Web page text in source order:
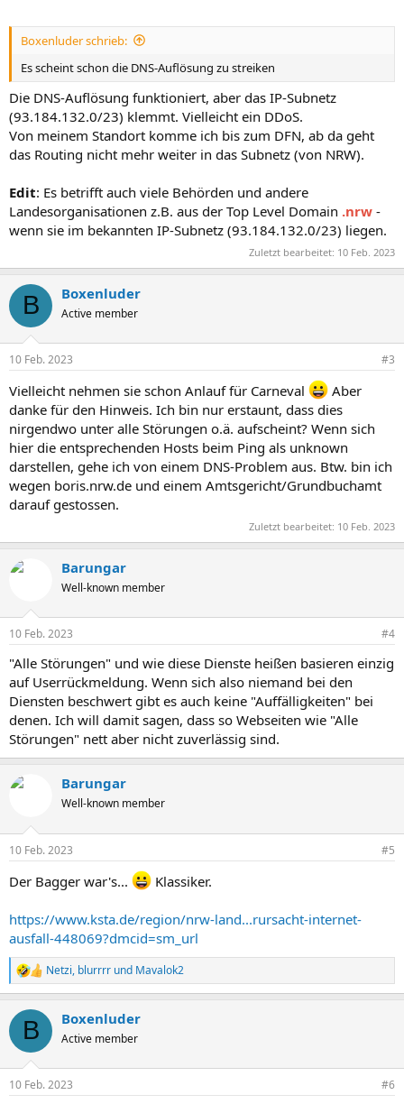
Boxenluder schrieb:
Es scheint schon die DNS-Auflösung zu streiken
Die DNS-Auflösung funktioniert, aber das IP-Subnetz
(93.184.132.0/23) klemmt. Vielleicht ein DDoS.
Von meinem Standort komme ich bis zum DFN, ab da geht
das Routing nicht mehr weiter in das Subnetz (von NRW).
Edit: Es betrifft auch viele Behörden und andere
Landesorganisationen z.B. aus der Top Level Domain .nrw -
wenn sie im bekannten IP-Subnetz (93.184.132.0/23) liegen.
Zuletzt bearbeitet: 10 Feb. 2023
B Boxenluder
Active member
10 Feb. 2023 #3
Vielleicht nehmen sie schon Anlauf für Carneval
Aber
danke für den Hinweis. Ich bin nur erstaunt, dass dies
nirgendwo unter alle Störungen o.ä. aufscheint? Wenn sich
hier die entsprechenden Hosts beim Ping als unknown
darstellen, gehe ich von einem DNS-Problem aus. Btw. bin ich
wegen boris.nrw.de und einem Amtsgericht/Grundbuchamt
darauf gestossen.
Zuletzt bearbeitet: 10 Feb. 2023
Barungar
Well-known member
10 Feb. 2023 #4
"Alle Störungen" und wie diese Dienste heißen basieren einzig
auf Userrückmeldung. Wenn sich also niemand bei den
Diensten beschwert gibt es auch keine "Auffälligkeiten" bei
denen. Ich will damit sagen, dass so Webseiten wie "Alle
Störungen" nett aber nicht zuverlässig sind.
Barungar
Well-known member
10 Feb. 2023 #5
Der Bagger war's... Klassiker.
https://www.ksta.de/region/nrw-land...rursacht-internet-
ausfall-448069?dmcid=sm_url
R
e
k
i
e
Netzi, blurrrr und Mavalok2
B Boxenluder
Active member
10 Feb. 2023 #6